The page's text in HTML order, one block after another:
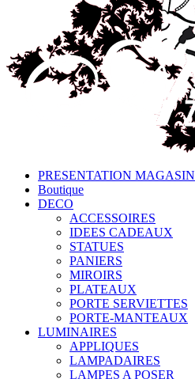
PRESENTATION MAGASIN
Boutique
DECO
ACCESSOIRES
IDEES CADEAUX
STATUES
PANIERS
MIROIRS
PLATEAUX
PORTE SERVIETTES
PORTE-MANTEAUX
LUMINAIRES
APPLIQUES
LAMPADAIRES
LAMPES A POSER